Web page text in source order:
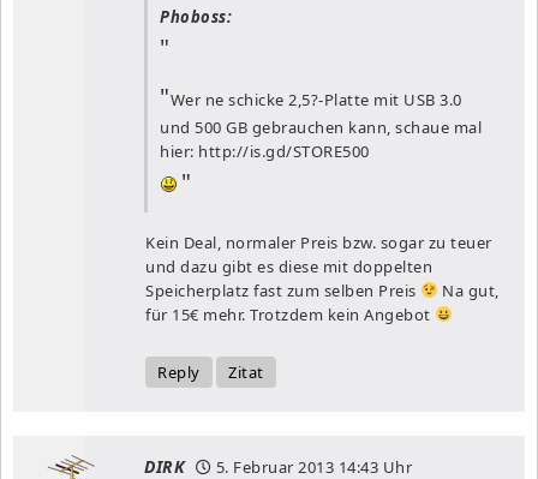
Phoboss:
Wer ne schicke 2,5?-Platte mit USB 3.0
und 500 GB gebrauchen kann, schaue mal
hier: http://is.gd/STORE500
Kein Deal, normaler Preis bzw. sogar zu teuer
und dazu gibt es diese mit doppelten
Speicherplatz fast zum selben Preis
Na gut,
für 15€ mehr. Trotzdem kein Angebot
Reply Zitat
DIRK 5. Februar 2013 14:43 Uhr